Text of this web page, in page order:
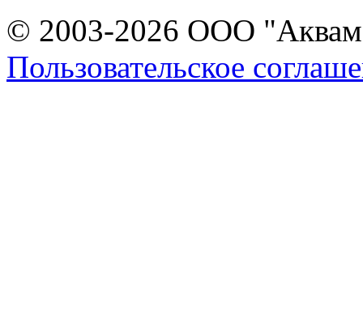
© 2003-2026 ООО
Пользовательское